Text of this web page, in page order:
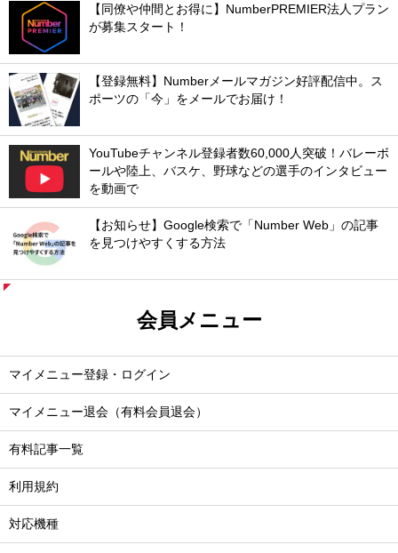
【同僚や仲間とお得に】NumberPREMIER法人プラン
が募集スタート！
【登録無料】Numberメールマガジン好評配信中。ス
ポーツの「今」をメールでお届け！
YouTubeチャンネル登録者数60,000人突破！バレーボ
ールや陸上、バスケ、野球などの選手のインタビュー
を動画で
【お知らせ】Google検索で「Number Web」の記事
を見つけやすくする方法
会員メニュー
マイメニュー登録・ログイン
マイメニュー退会（有料会員退会）
有料記事一覧
利用規約
対応機種